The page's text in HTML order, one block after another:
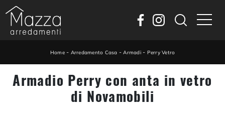
Home- Arredamento Casa -Armadi - Perry Vetro
Armadio Perry con anta in vetro
di Novamobili